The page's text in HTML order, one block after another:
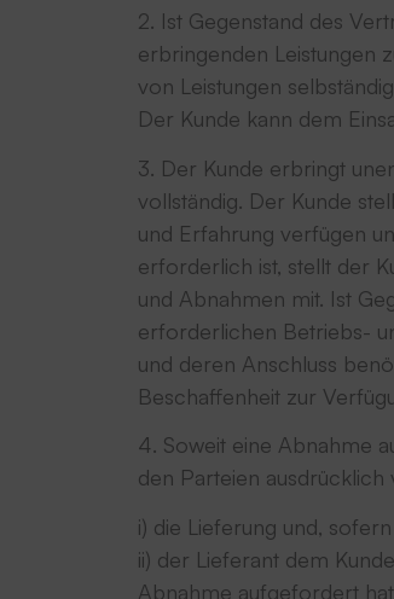
2. Ist Gegenstand des
erbringenden Leistungen
von Leistungen
Der Kunde kann dem
3. Der Kunde erbringt
vollständig. Der Kunde
und Erfahrung verfügen
erforderlich ist, stellt der
und Abnahmen mit. Ist
erforderlichen Betriebs-
und deren Anschluss
Beschaffenheit zur
4. Soweit eine Abnahme
den Parteien
i) die Lieferung und,
ii) der Lieferant dem
Abnahme aufgefordert